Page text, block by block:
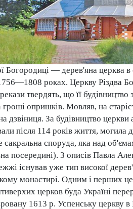
Богородиці — дерев'яна церква
роках. Церкву Різдва
твердять, що її
опришків. Мовляв, на
дзвіниця. За будівництво
після 114 років життя, могила
споруда, яка над
посередині). 3 описів Павла
існував уже тип високої
монастирі. Одним і перших
церков буда Україні
1613 р. Успенську церкву